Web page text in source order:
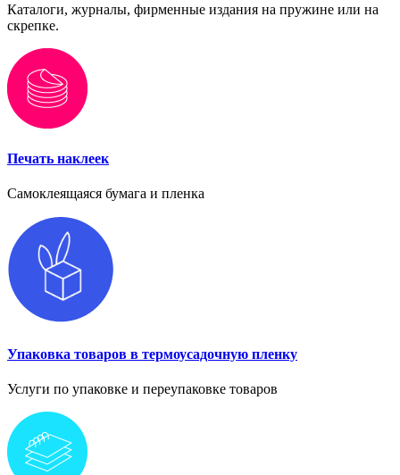
Каталоги, журналы, фирменные издания на пружине или на
скрепке.
Печать наклеек
Самоклеящаяся бумага и пленка
Упаковка товаров в термоусадочную пленку
Услуги по упаковке и переупаковке товаров